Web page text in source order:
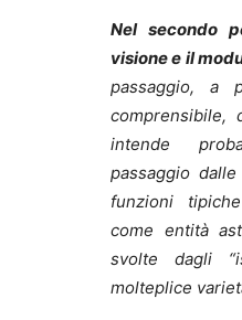
Nel secondo
visione e il
passaggio, a
comprensibile,
intende
passaggio
funzioni
come entità
svolte dagli
molteplice